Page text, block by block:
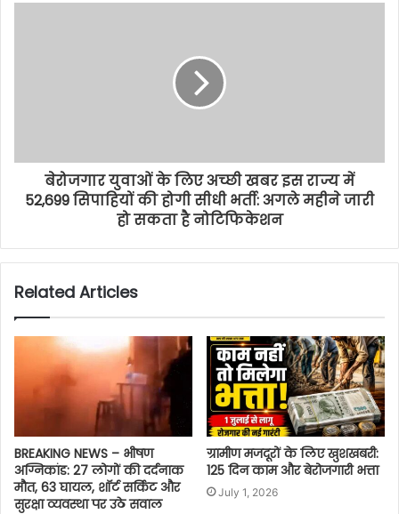
बेरोजगार युवाओं के लिए अच्छी खबर इस राज्य में
52,699 सिपाहियों की होगी सीधी भर्ती: अगले महीने जारी
हो सकता है नोटिफिकेशन
Related Articles
BREAKING NEWS – भीषण
अग्निकांड: 27 लोगों की दर्दनाक
मौत, 63 घायल, शॉर्ट सर्किट और
सुरक्षा व्यवस्था पर उठे सवाल
ग्रामीण मजदूरों के लिए खुशखबरी:
125 दिन काम और बेरोजगारी भत्ता
July 1, 2026